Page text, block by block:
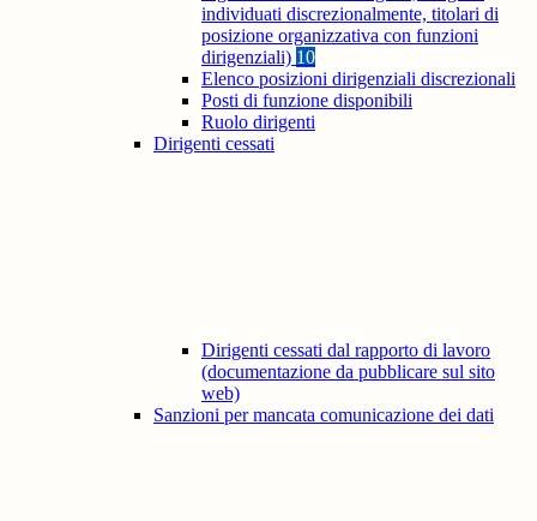
individuati discrezionalmente, titolari di
posizione organizzativa con funzioni
dirigenziali) 10
Elenco posizioni dirigenziali discrezionali
Posti di funzione disponibili
Ruolo dirigenti
Dirigenti cessati
Dirigenti cessati dal rapporto di lavoro
(documentazione da pubblicare sul sito
web)
Sanzioni per mancata comunicazione dei dati